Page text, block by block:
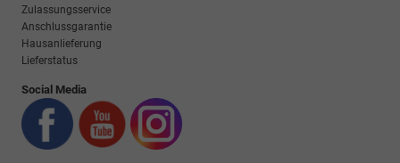
Zulassungsservice
Anschlussgarantie
Hausanlieferung
Lieferstatus
Social Media